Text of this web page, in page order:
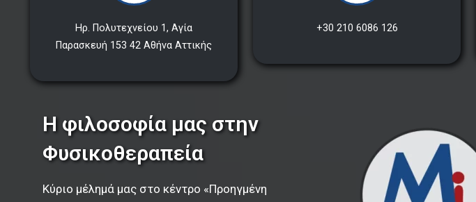
Ηρ. Πολυτεχνείου 1, Αγία
Παρασκευή 153 42 Αθήνα Αττικής
+30 210 6086 126
Η φιλοσοφία μας στην
Φυσικοθεραπεία
Κύριο μέλημά μας στο κέντρο «Προηγμένη